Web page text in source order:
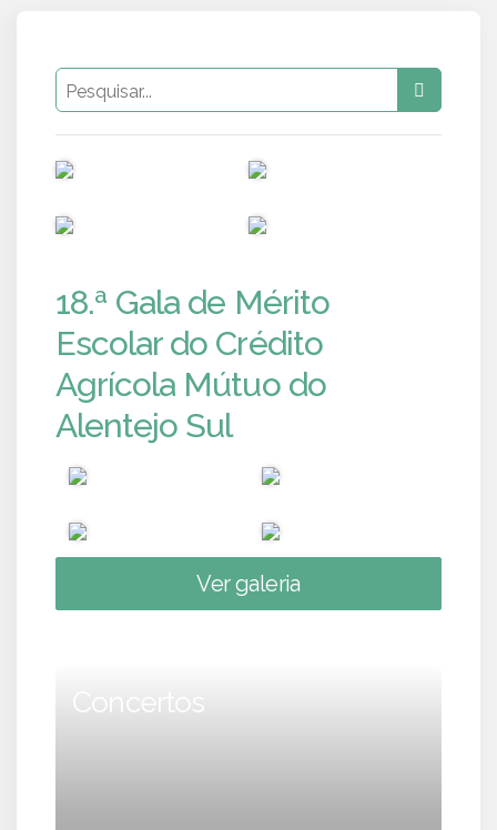
18.ª Gala de Mérito
Escolar do Crédito
Agrícola Mútuo do
Alentejo Sul
Ver galeria
Concertos